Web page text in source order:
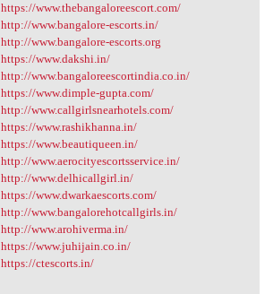
https://www.thebangaloreescort.com/
http://www.bangalore-escorts.in/
http://www.bangalore-escorts.org
https://www.dakshi.in/
http://www.bangaloreescortindia.co.in/
https://www.dimple-gupta.com/
http://www.callgirlsnearhotels.com/
https://www.rashikhanna.in/
https://www.beautiqueen.in/
http://www.aerocityescortsservice.in/
http://www.delhicallgirl.in/
https://www.dwarkaescorts.com/
http://www.bangalorehotcallgirls.in/
http://www.arohiverma.in/
https://www.juhijain.co.in/
https://ctescorts.in/